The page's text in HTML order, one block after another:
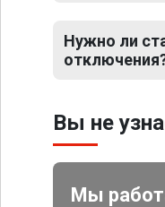
Нужно ли
Вы не
Мы